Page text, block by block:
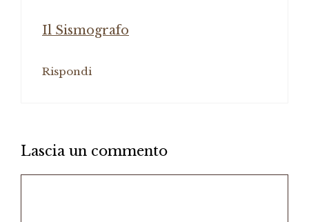
Il Sismografo
Rispondi
Lascia un commento